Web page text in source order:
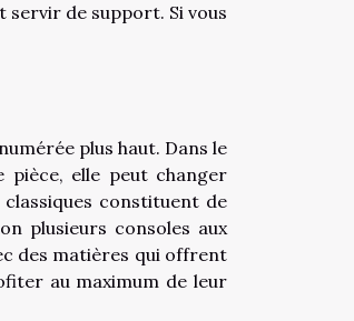
servir de support. Si vous
plus haut. Dans le
pièce, elle peut changer
classiques constituent de
plusieurs consoles aux
des matières qui offrent
au maximum de leur